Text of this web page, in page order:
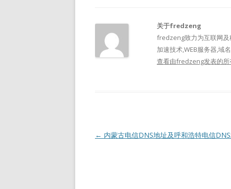
关于fredzeng
fredzeng致力为互联网及
加速技术,WEB服务器,域
查看由fredzeng发表的所
文
← 内蒙古电信DNS地址及呼和浩特电信